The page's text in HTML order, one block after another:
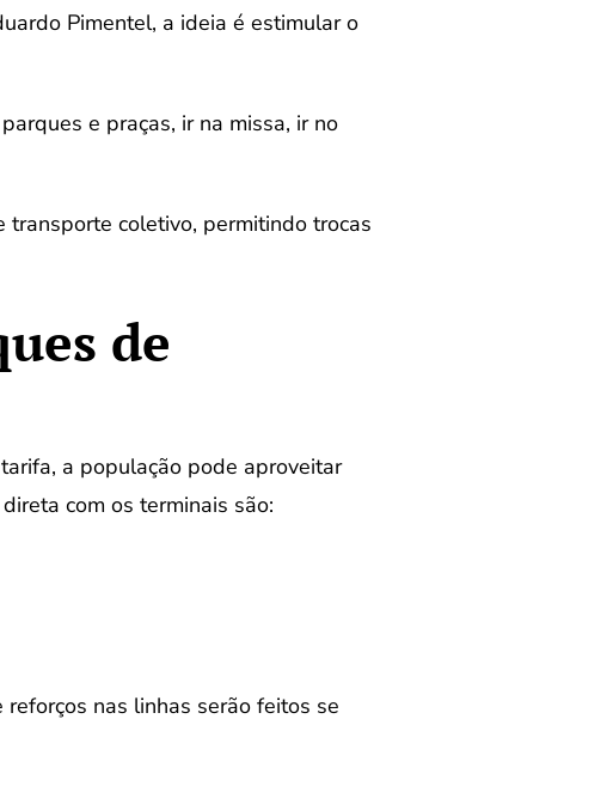
Pimentel, a ideia é estimular o
e praças, ir na missa, ir no
coletivo, permitindo trocas
de
a população pode aproveitar
com os terminais são:
nas linhas serão feitos se